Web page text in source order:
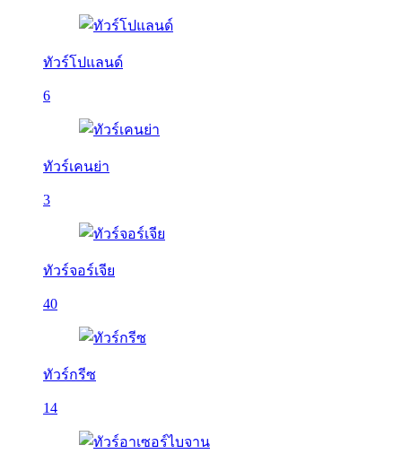
ทัวร์โปแลนด์
6
ทัวร์เคนย่า
3
ทัวร์จอร์เจีย
40
ทัวร์กรีซ
14